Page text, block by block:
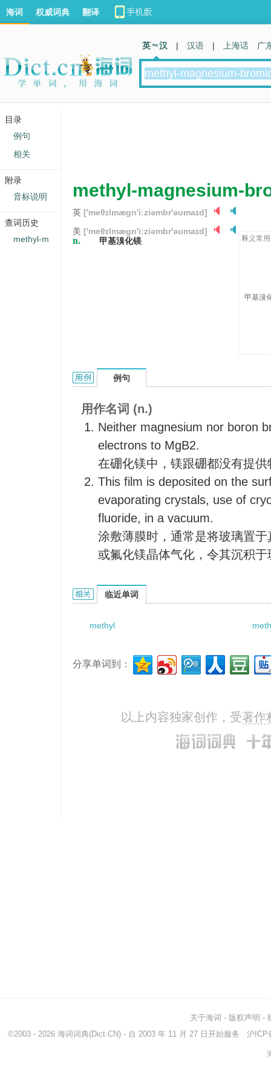
methyl-magnesium-
英 ['meθɪlmæɡn'iːziəmbr'əʊmaɪd]
美 ['meθɪlmæɡn'iːziəmbr'əʊmaɪd]
n. 甲基溴化镁 释义常
甲基溴
methyl-magnesium-bromide的用法和样例：
例句
用作名词 (n.)
Neither magnesium nor boron
electrons to MgB2.
在硼化镁中，镁跟硼都没有提
This film is deposited on the
evaporating crystals, use of
fluoride, in a vacuum.
涂敷薄膜时，通常是将玻璃置
或氟化镁晶体气化，令其沉积
methyl-magnesium-bromide的相关资料：
临近单词
methyl
分享单词到：
以上内容独家创作，受著作
海词 权威词典 翻译
英 汉 | 汉语 | 上海话 广
关于海词 - 版权声明 -
©2003 - 2026 海词词典(Dict.CN) - 自 2003 年 11 月 27 日开始服务 沪ICP
目录
例句
相关
附录
音标说明
查词历史
methyl-m